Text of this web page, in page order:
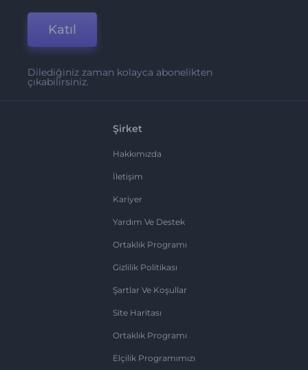
Katıl
Dilediğiniz zaman kolayca abonelikten
çıkabilirsiniz.
Şirket
Hakkımızda
İletişim
Kariyer
Yardım Ve Destek
Ortaklık Programı
Gizlilik Politikası
Şartlar Ve Koşullar
Site Haritası
Ortaklık Programı
Elçilik Programımızı